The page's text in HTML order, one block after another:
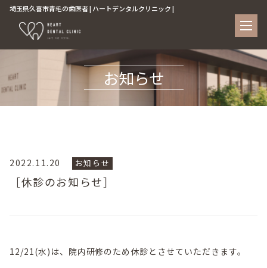
埼玉県久喜市青毛の歯医者 | ハートデンタルクリニック |
お知らせ
2022.11.20 お知らせ
［休診のお知らせ］
12/21(水)は、院内研修のため休診とさせていただきます。